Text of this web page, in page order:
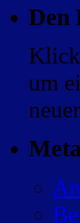
Den
um